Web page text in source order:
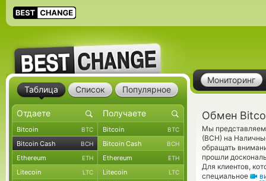
Мониторинг
Обмен
Мы представляем
(BCH) на
обращать
прошли
Для клиентов,
специальное
Таблица Список Популярное
Bitcoin BTC Bitcoin BTC
Bitcoin Cash BCH Bitcoin Cash BCH
Ethereum ETH Ethereum ETH
Litecoin LTC Litecoin LTC